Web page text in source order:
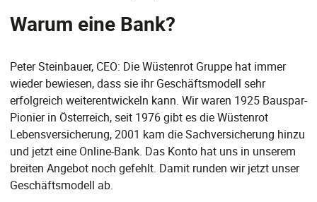
Warum eine Bank?
Peter Steinbauer, CEO: Die Wüstenrot Gruppe hat immer
wieder bewiesen, dass sie ihr Geschäftsmodell sehr
erfolgreich weiterentwickeln kann. Wir waren 1925 Bauspar-
Pionier in Österreich, seit 1976 gibt es die Wüstenrot
Lebensversicherung, 2001 kam die Sachversicherung hinzu
und jetzt eine Online-Bank. Das Konto hat uns in unserem
breiten Angebot noch gefehlt. Damit runden wir jetzt unser
Geschäftsmodell ab.